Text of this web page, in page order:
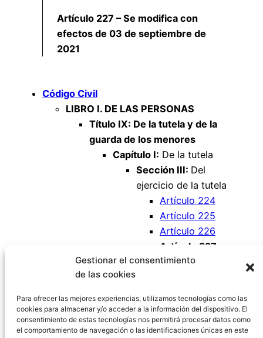
Gestionar el consentimiento
de las cookies
Para ofrecer las mejores experiencias, utilizamos tecnologías como las
cookies para almacenar y/o acceder a la información del dispositivo. El
consentimiento de estas tecnologías nos permitirá procesar datos como
el comportamiento de navegación o las identificaciones únicas en este
Artículo 227 – Se modifica con
efectos de 03 de septiembre de
2021
Código Civil
LIBRO I. DE LAS PERSONAS
Título IX: De la tutela y de la
guarda de los menores
Capítulo I: De la tutela
Sección III: Del
ejercicio de la tutela
Artículo 224
Artículo 225
Artículo 226
Artículo 227
Artículo 228